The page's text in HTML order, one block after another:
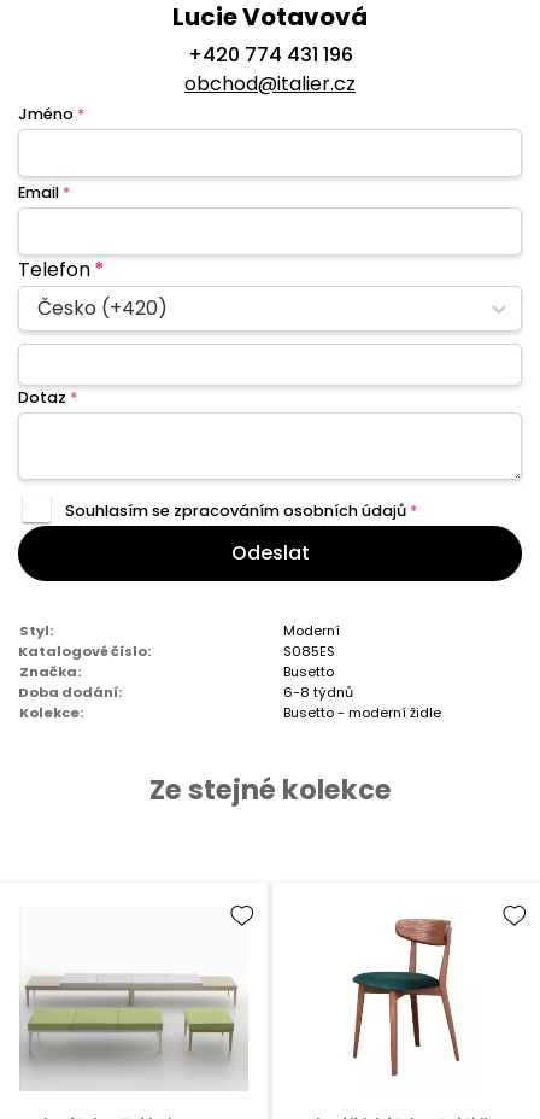
Lucie Votavová
+420 774 431 196
obchod@italier.cz
Jméno *
Email *
Telefon*
Česko (+420)
Dotaz *
Souhlasím se zpracovánímosobních údajů *
Odeslat
Styl:
Moderní
Katalogové číslo:
S085ES
Značka:
Busetto
Doba dodání:
6-8 týdnů
Kolekce:
Busetto - moderní židle
Ze stejné kolekce